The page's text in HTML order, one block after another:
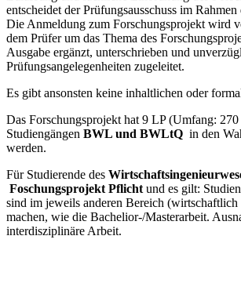
entscheidet der Prüfungsausschuss im
Die Anmeldung zum Forschungsprojekt wird
dem Prüfer um das Thema des
Ausgabe ergänzt, unterschrieben und
Prüfungsangelegenheiten zugeleitet.
Es gibt ansonsten keine inhaltlichen oder
Das Forschungsprojekt hat 9 LP (Umfang:
Studiengängen BWL und BWLtQ in den
werden.
Für Studierende des
Foschungsprojekt Pflicht und es gilt:
sind im jeweils anderen Bereich (wirtschaftlich
machen, wie die Bachelior-/Masterarbeit.
interdisziplinäre Arbeit.